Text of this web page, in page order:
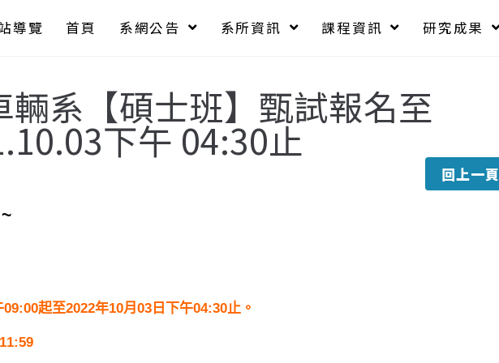
導覽 首頁 系網公告 系所資訊 課程資訊 研究成果
輛系【碩士班】甄試報名至
下午 04:30止
回上一頁
起至2022年10月03日下午04:30止。
11:59